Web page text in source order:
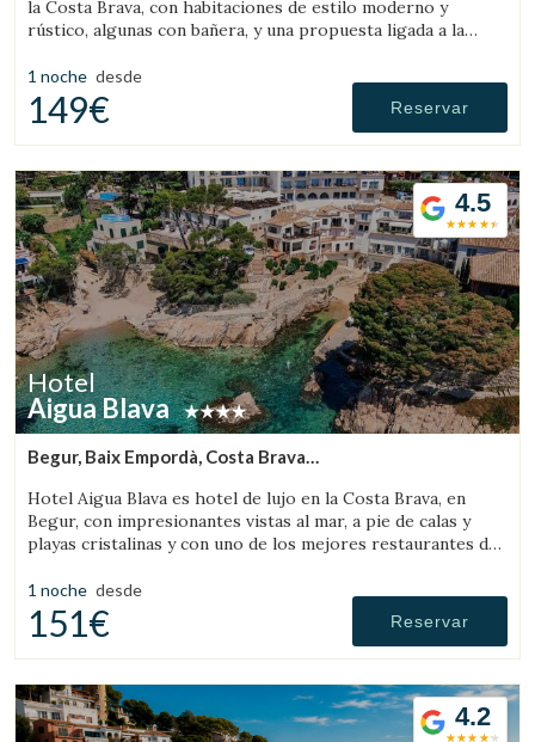
la Costa Brava, con habitaciones de estilo moderno y
rústico, algunas con bañera, y una propuesta ligada a la
1 noche desde
149€ Reservar
4.5
Hotel
Aigua Blava
Begur, Baix Empordà, Costa Brava
Hotel Aigua Blava es hotel de lujo en la Costa Brava, en
Begur, con impresionantes vistas al mar, a pie de calas y
playas cristalinas y con uno de los mejores restaurantes de
1 noche desde
151€ Reservar
4.2